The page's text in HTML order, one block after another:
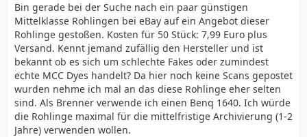
Bin gerade bei der Suche nach ein paar günstigen
Mittelklasse Rohlingen bei eBay auf ein Angebot dieser
Rohlinge gestoßen. Kosten für 50 Stück: 7,99 Euro plus
Versand. Kennt jemand zufällig den Hersteller und ist
bekannt ob es sich um schlechte Fakes oder zumindest
echte MCC Dyes handelt? Da hier noch keine Scans gepostet
wurden nehme ich mal an das diese Rohlinge eher selten
sind. Als Brenner verwende ich einen Benq 1640. Ich würde
die Rohlinge maximal für die mittelfristige Archivierung (1-2
Jahre) verwenden wollen.